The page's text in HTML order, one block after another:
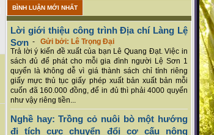
BÌNH LUẬN MỚI NHẤT
Lời giới thiệu công trình Địa chí Làng Lệ
Sơn - Gửi bởi: Lê Trọng Đại
Trả lời ý kiến đề xuất của bạn Lê Quang Đạt. Việc in
sách đủ để phát cho mỗi gia đình người Lệ Sơn 1
quyển là không dễ vì giá thành sách chỉ tính riêng
giấy mực thủ tục giấy phép xuất bản xuất bản mỗi
cuốn đã 160.000 đồng, để in đủ thì phải 4000 quyển
như vậy riêng tiền...
Nghề hay: Trồng cỏ nuôi bò một hướng
đi tích cực chuyển đổi cơ cấu nông